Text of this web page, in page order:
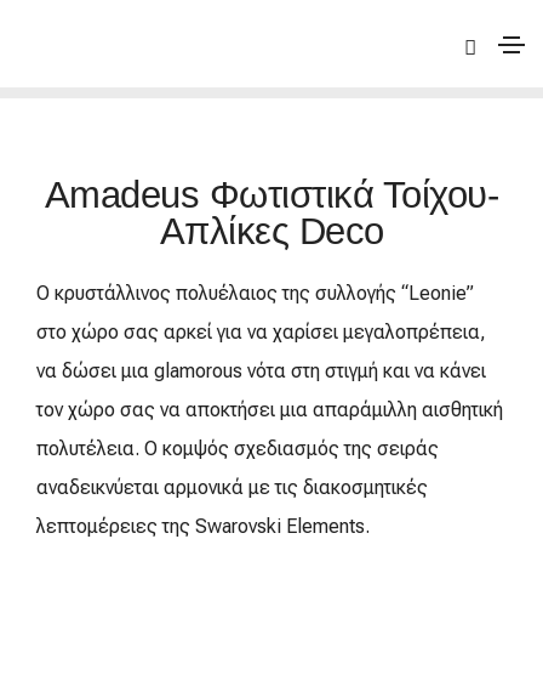
| Amadeus Φωτιστικά Τοίχου-Απλίκες
Amadeus Φωτιστικά Τοίχου-
Απλίκες Deco
Ο κρυστάλλινος πολυέλαιος της συλλογής “Leonie”
στο χώρο σας αρκεί για να χαρίσει μεγαλοπρέπεια,
να δώσει μια glamorous νότα στη στιγμή και να κάνει
τον χώρο σας να αποκτήσει μια απαράμιλλη αισθητική
πολυτέλεια. Ο κομψός σχεδιασμός της σειράς
αναδεικνύεται αρμονικά με τις διακοσμητικές
λεπτομέρειες της Swarovski Elements.